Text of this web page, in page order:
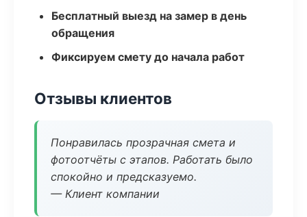
Бесплатный выезд на замер в день
обращения
Фиксируем смету до начала работ
Отзывы клиентов
Понравилась прозрачная смета и
фотоотчёты с этапов. Работать было
спокойно и предсказуемо.
— Клиент компании